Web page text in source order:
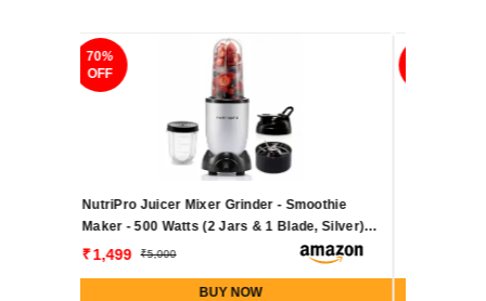
Amazon Basics 3-Way Foldable Cloth Drying
Stand – Lightweight Mild Steel Collapsible
Rack with 20 Rails & 42 Ft Rack Length
1,175 2,999
61 %
OFF
BUY NOW